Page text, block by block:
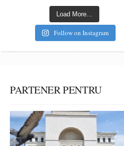
Load More...
Follow on Instagram
PARTENER PENTRU